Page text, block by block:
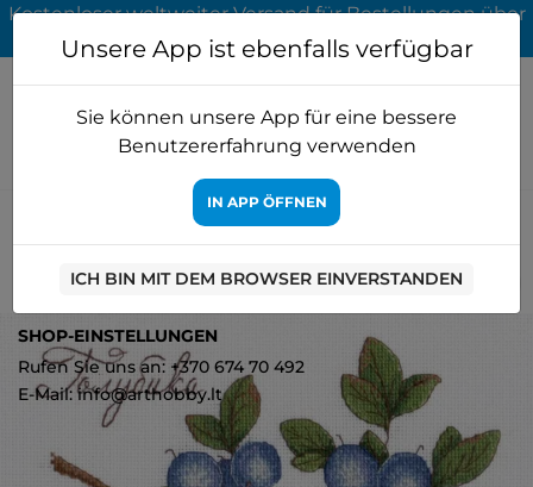
Kostenloser weltweiter Versand für Bestellungen über
65 EUR
Blaubeeren SNV-617
Unsere App ist ebenfalls verfügbar
Sie können unsere App für eine bessere
Benutzererfahrung verwenden
IN APP ÖFFNEN
ICH BIN MIT DEM BROWSER EINVERSTANDEN
SHOP-EINSTELLUNGEN
Rufen Sie uns an: +370 674 70 492
E-Mail: info@arthobby.lt